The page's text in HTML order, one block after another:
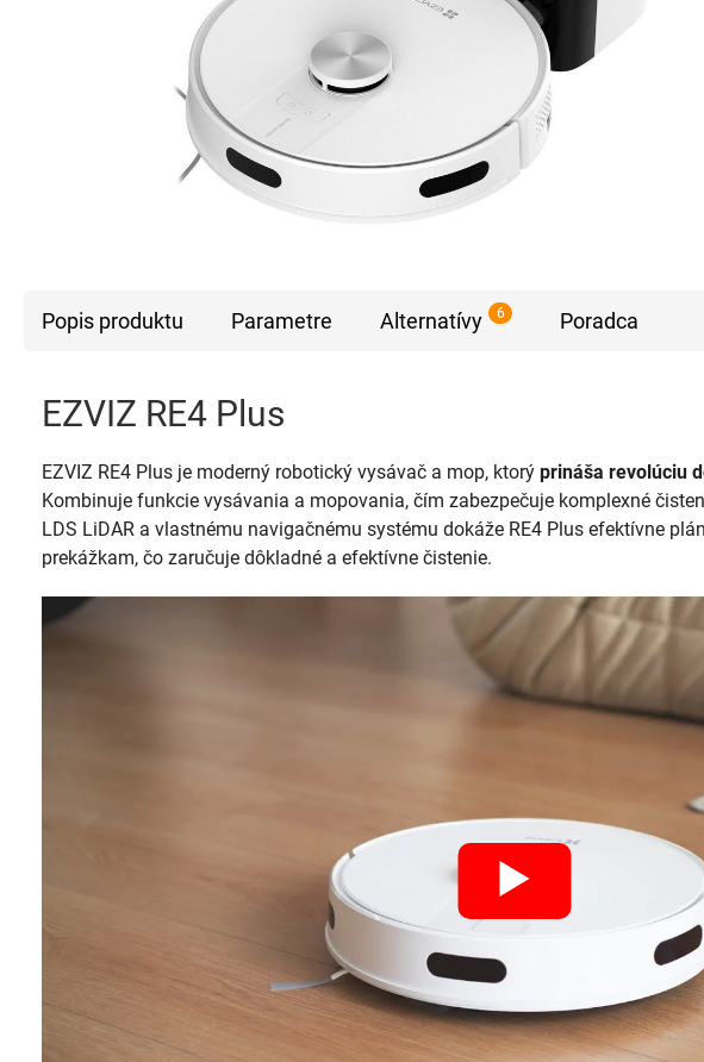
Popis produktu Parametre Alternatívy 6 Poradca
EZVIZ RE4 Plus
EZVIZ RE4 Plus je moderný robotický vysávač a mop, ktorý prináša revolúciu
Kombinuje funkcie vysávania a mopovania, čím zabezpečuje komplexné
LDS LiDAR a vlastnému navigačnému systému dokáže RE4 Plus efektívne
prekážkam, čo zaručuje dôkladné a efektívne čistenie.